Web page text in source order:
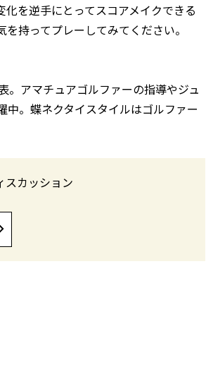
を逆手にとってスコアメイクできる
持ってプレーしてみてください。
。アマチュアゴルファーの指導やジュ
。蝶ネクタイスタイルはゴルファー
スカッション